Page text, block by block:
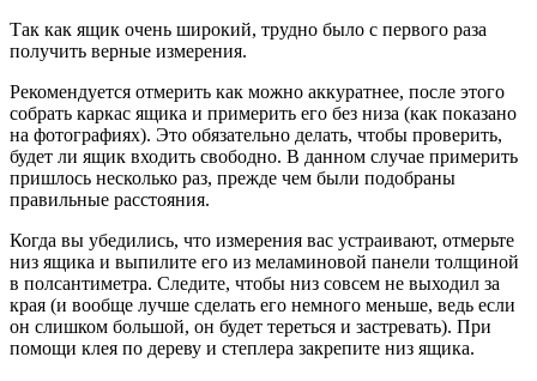
Так как ящик очень широкий, трудно было с первого раза
получить верные измерения.
Рекомендуется отмерить как можно аккуратнее, после этого
собрать каркас ящика и примерить его без низа (как показано
на фотографиях). Это обязательно делать, чтобы проверить,
будет ли ящик входить свободно. В данном случае примерить
пришлось несколько раз, прежде чем были подобраны
правильные расстояния.
Когда вы убедились, что измерения вас устраивают, отмерьте
низ ящика и выпилите его из меламиновой панели толщиной
в полсантиметра. Следите, чтобы низ совсем не выходил за
края (и вообще лучше сделать его немного меньше, ведь если
он слишком большой, он будет тереться и застревать). При
помощи клея по дереву и степлера закрепите низ ящика.